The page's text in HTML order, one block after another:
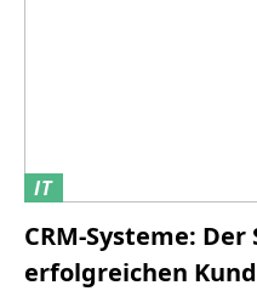
IT
CRM-Systeme:
erfolgreichen